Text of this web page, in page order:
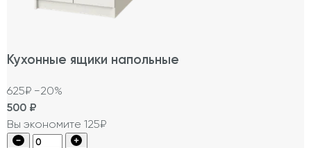
Кухонные ящики напольные
625₽ −20%
500 ₽
Вы экономите 125₽